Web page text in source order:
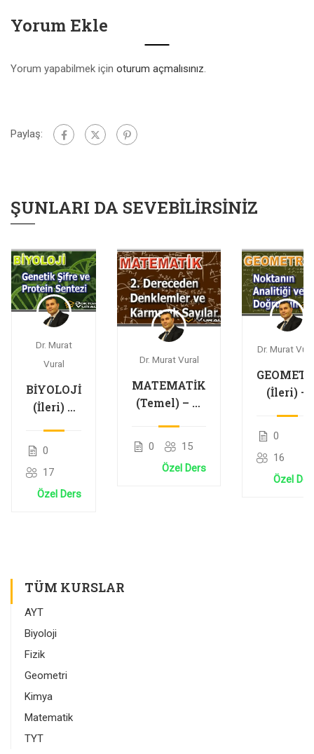
Yorum Ekle
Yorum yapabilmek için oturum açmalısınız.
Paylaş:
ŞUNLARI DA SEVEBILIRSINIZ
Dr. Murat
Vural
BİYOLOJİ
(İleri) –
Şifre ve
Protein
Sentezi
0
17
Özel Ders
Dr. Murat Vural
MATEMATİK
(Temel) – 2.
Denklemler
ve Karmaşık
Sayılar
0
15
Özel Ders
Dr. Murat
(İleri) –
Analitiği
Analitiği
0
16
Özel
TÜM KURSLAR
AYT
Biyoloji
Fizik
Geometri
Kimya
Matematik
TYT